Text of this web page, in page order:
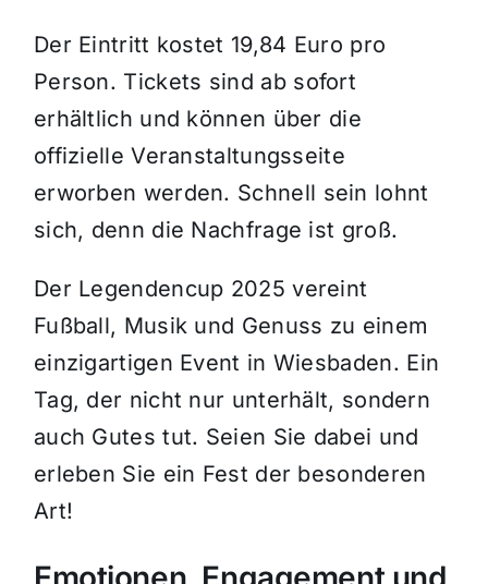
Der Eintritt kostet 19,84 Euro pro
Person. Tickets sind ab sofort
erhältlich und können über die
offizielle Veranstaltungsseite
erworben werden. Schnell sein lohnt
sich, denn die Nachfrage ist groß.
Der Legendencup 2025 vereint
Fußball, Musik und Genuss zu einem
einzigartigen Event in Wiesbaden. Ein
Tag, der nicht nur unterhält, sondern
auch Gutes tut. Seien Sie dabei und
erleben Sie ein Fest der besonderen
Art!